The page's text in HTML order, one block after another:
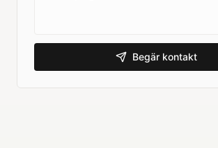
Begär kontakt